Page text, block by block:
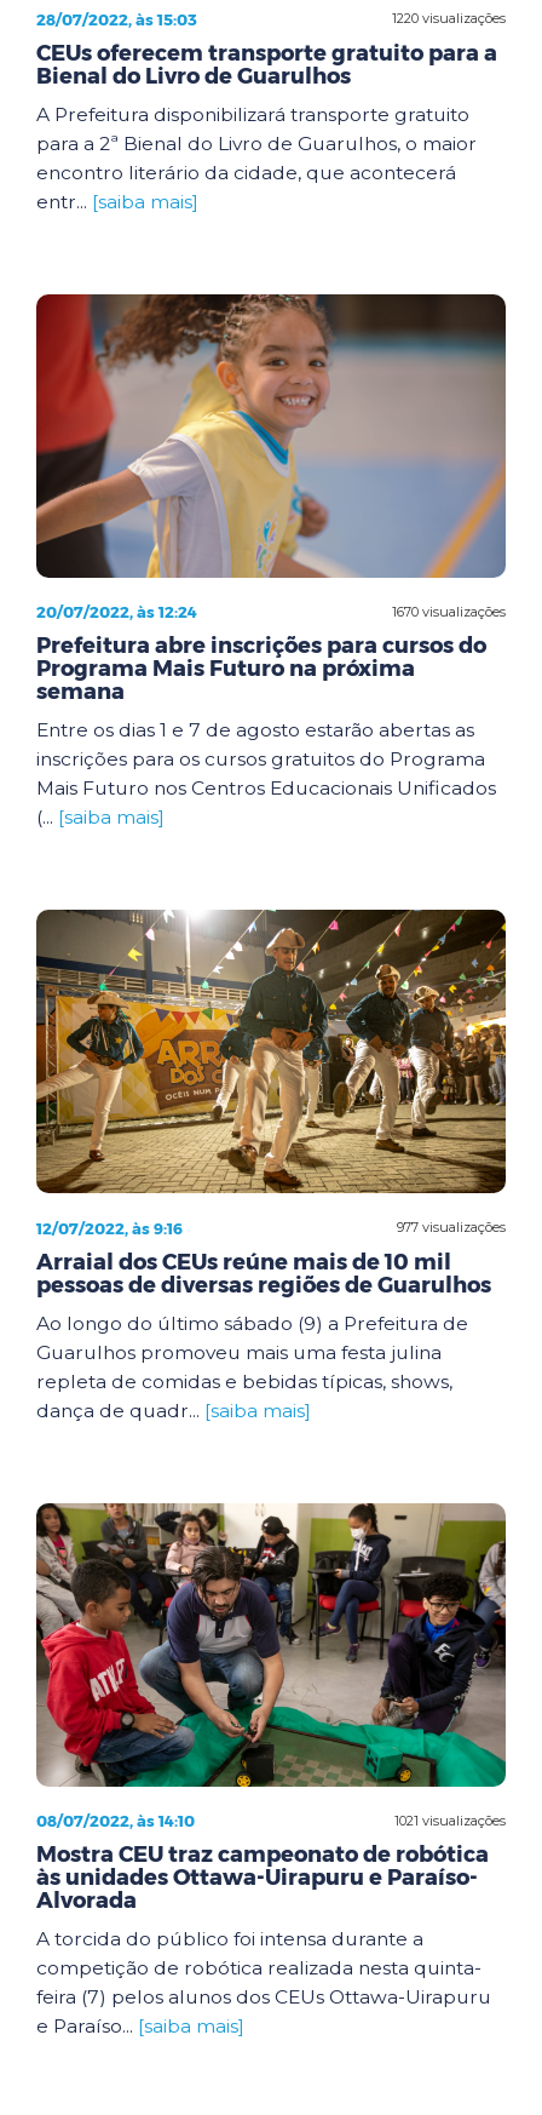
1220 visualizações
28/07/2022, às 15:03
CEUs oferecem transporte gratuito para a
Bienal do Livro de Guarulhos
A Prefeitura disponibilizará transporte gratuito
para a 2ª Bienal do Livro de Guarulhos, o maior
encontro literário da cidade, que acontecerá
entr... [saiba mais]
1670 visualizações
20/07/2022, às 12:24
Prefeitura abre inscrições para cursos do
Programa Mais Futuro na próxima
semana
Entre os dias 1 e 7 de agosto estarão abertas as
inscrições para os cursos gratuitos do Programa
Mais Futuro nos Centros Educacionais Unificados
(... [saiba mais]
977 visualizações
12/07/2022, às 9:16
Arraial dos CEUs reúne mais de 10 mil
pessoas de diversas regiões de Guarulhos
Ao longo do último sábado (9) a Prefeitura de
Guarulhos promoveu mais uma festa julina
repleta de comidas e bebidas típicas, shows,
dança de quadr... [saiba mais]
1021 visualizações
08/07/2022, às 14:10
Mostra CEU traz campeonato de robótica
às unidades Ottawa-Uirapuru e Paraíso-
Alvorada
A torcida do público foi intensa durante a
competição de robótica realizada nesta quinta-
feira (7) pelos alunos dos CEUs Ottawa-Uirapuru
e Paraíso... [saiba mais]